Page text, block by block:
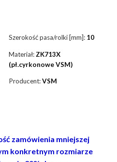
Szerokość pasa/rolki [mm]: 10
Materiał: ZK713X
(pł.cyrkonowe VSM)
Producent:VSM
zamówienia mniejszej
konkretnym rozmiarze